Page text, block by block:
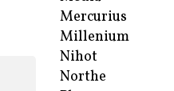
Mercurius
Millenium
Nihot
Northe